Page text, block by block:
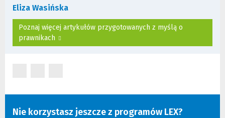
t
o
Eliza Wasińska
Poznaj więcej artykułów przygotowanych z myślą o
prawnikach
Nie korzystasz jeszcze z programów LEX?